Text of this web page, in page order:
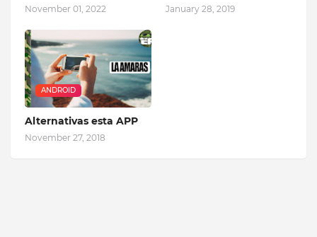
November 01, 2022 January 28, 2019
ANDROID
Alternativas esta APP
November 27, 2018